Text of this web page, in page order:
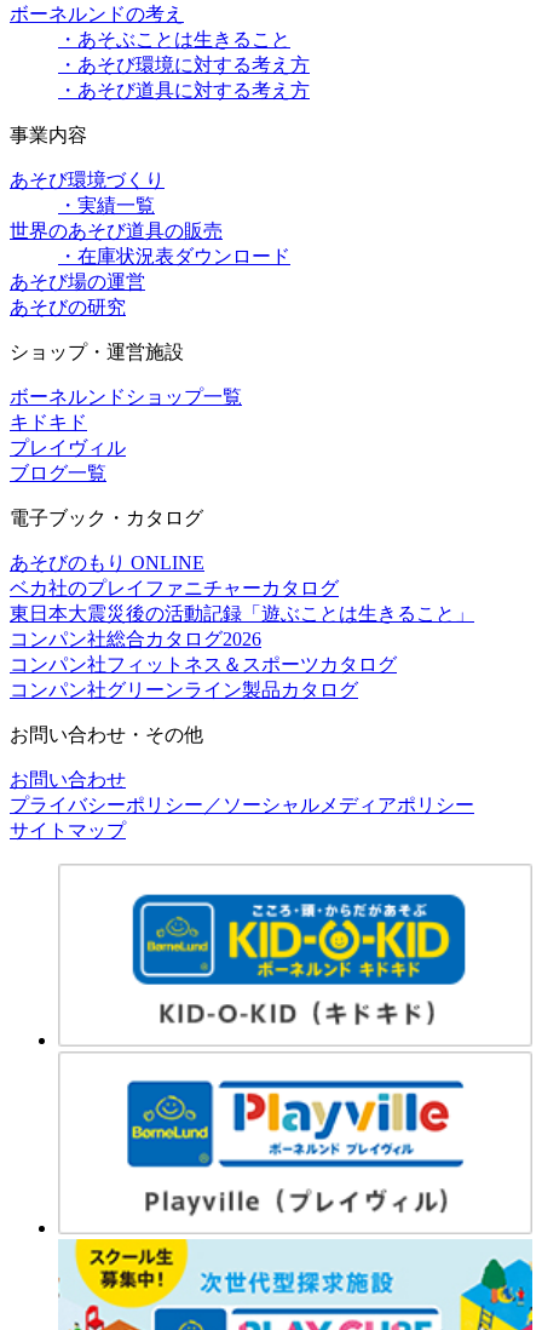
ボーネルンドの考え
・あそぶことは生きること
・あそび環境に対する考え方
・あそび道具に対する考え方
事業内容
あそび環境づくり
・実績一覧
世界のあそび道具の販売
・在庫状況表ダウンロード
あそび場の運営
あそびの研究
ショップ・運営施設
ボーネルンドショップ一覧
キドキド
プレイヴィル
ブログ一覧
電子ブック・カタログ
あそびのもり ONLINE
ベカ社のプレイファニチャーカタログ
東日本大震災後の活動記録「遊ぶことは生きること」
コンパン社総合カタログ2026
コンパン社フィットネス＆スポーツカタログ
コンパン社グリーンライン製品カタログ
お問い合わせ・その他
お問い合わせ
プライバシーポリシー／ソーシャルメディアポリシー
サイトマップ